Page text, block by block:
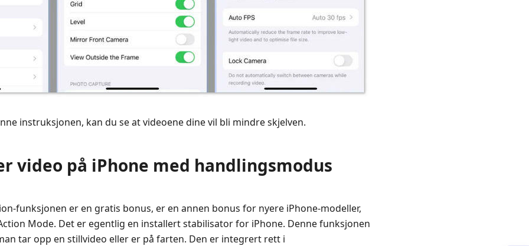
instruksjonen, kan du se at videoene dine vil bli mindre skjelven.
video på iPhone med handlingsmodus
funksjonen er en gratis bonus, er en annen bonus for nyere iPhone-modeller,
Mode. Det er egentlig en installert stabilisator for iPhone. Denne funksjonen
tar opp en stillvideo eller er på farten. Den er integrert rett i